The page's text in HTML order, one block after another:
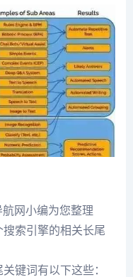
网小编为您整理
搜索引擎的相关长尾
键词有以下这些：